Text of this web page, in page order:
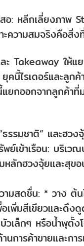
อ: หลีกเลี่ยงภาพ
ความสมจริงคือสิ่ง
Takeaway ให้แ
คนี้ไรเดอร์และลูก
ยกออกจากลูกค้าที่
รมชาติ” และฮวง
ย์เข้าเรือน: บริเว
หลักฮวงจุ้ยและสุข
มสดชื่น: * วาง ต้
เพิ่มสีเขียวและดึง
เล็กๆ หรือน้ำพุตั้ง
การค้าขายและกา